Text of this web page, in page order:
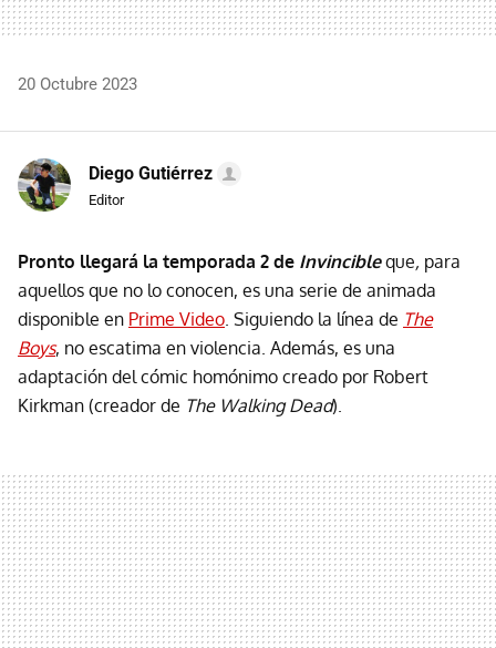
20 Octubre 2023
Diego Gutiérrez
Editor
Pronto llegará la temporada 2 de Invincible que, para
aquellos que no lo conocen, es una serie de animada
disponible en Prime Video. Siguiendo la línea de The
Boys, no escatima en violencia. Además, es una
adaptación del cómic homónimo creado por Robert
Kirkman (creador de The Walking Dead).